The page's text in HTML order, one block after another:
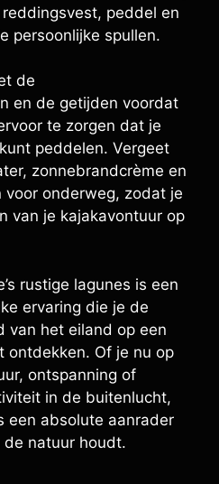
peddel en
persoonlijke spullen.
de
en de getijden voordat
te zorgen dat je
peddelen. Vergeet
zonnebrandcrème en
voor onderweg, zodat je
van je kajakavontuur op
rustige lagunes is een
ervaring die je de
van het eiland op een
ontdekken. Of je nu op
ontspanning of
in de buitenlucht,
een absolute aanrader
natuur houdt.